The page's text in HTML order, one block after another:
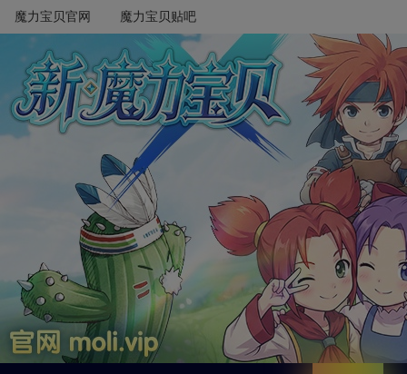
魔力宝贝官网 魔力宝贝贴吧